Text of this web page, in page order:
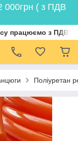
000грн ( з ПДВ
працюємо з ПДВ
Поліуретан